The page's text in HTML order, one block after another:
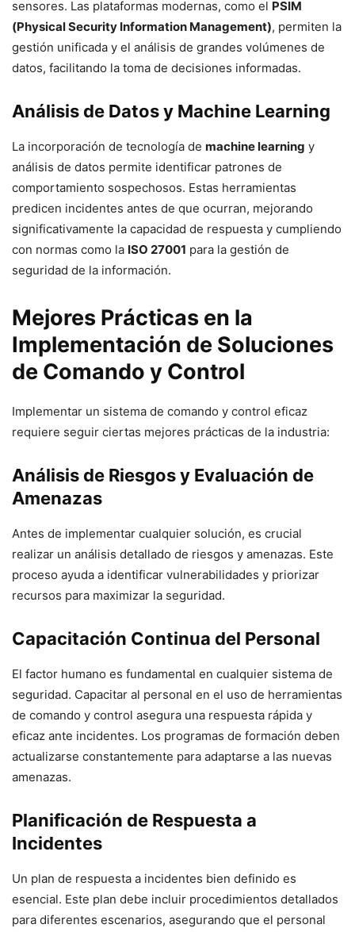
sensores. Las plataformas modernas, como el PSIM
(Physical Security Information Management), permiten la
gestión unificada y el análisis de grandes volúmenes de
datos, facilitando la toma de decisiones informadas.
Análisis de Datos y Machine Learning
La incorporación de tecnología de machine learning y
análisis de datos permite identificar patrones de
comportamiento sospechosos. Estas herramientas
predicen incidentes antes de que ocurran, mejorando
significativamente la capacidad de respuesta y cumpliendo
con normas como la ISO 27001 para la gestión de
seguridad de la información.
Mejores Prácticas en la
Implementación de Soluciones
de Comando y Control
Implementar un sistema de comando y control eficaz
requiere seguir ciertas mejores prácticas de la industria:
Análisis de Riesgos y Evaluación de
Amenazas
Antes de implementar cualquier solución, es crucial
realizar un análisis detallado de riesgos y amenazas. Este
proceso ayuda a identificar vulnerabilidades y priorizar
recursos para maximizar la seguridad.
Capacitación Continua del Personal
El factor humano es fundamental en cualquier sistema de
seguridad. Capacitar al personal en el uso de herramientas
de comando y control asegura una respuesta rápida y
eficaz ante incidentes. Los programas de formación deben
actualizarse constantemente para adaptarse a las nuevas
amenazas.
Planificación de Respuesta a
Incidentes
Un plan de respuesta a incidentes bien definido es
esencial. Este plan debe incluir procedimientos detallados
para diferentes escenarios, asegurando que el personal